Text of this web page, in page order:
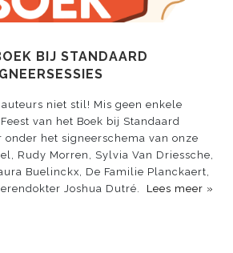
BIJ STANDAARD
niet stil! Mis geen enkele
van het Boek bij Standaard
onder het signeerschema van onze
Rudy Morren, Sylvia Van Driessche,
Buelinckx, De Familie Planckaert,
Joshua Dutré. Lees meer »